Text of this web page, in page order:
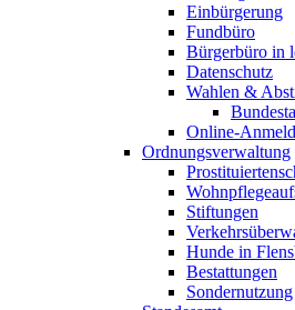
Einbürgerung
Fundbüro
Bürgerbüro in
Datenschutz
Wahlen &
Online-
Ordnungsverwaltung
Stiftungen
Hunde in
Bestattungen
Sondernutzung